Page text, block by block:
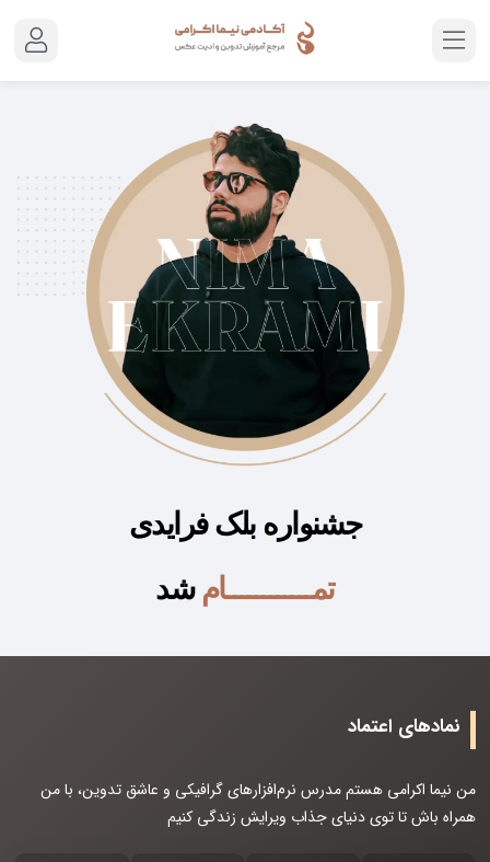
جشنواره بلک فرایدی
تمــــــــــــامشد
نمادهای اعتماد
من نیما اکرامی هستم مدرس نرم‌افزارهای گرافیکی و عاشق تدوین، با من
همراه باش تا توی دنیای جذاب ویرایش زندگی کنیم